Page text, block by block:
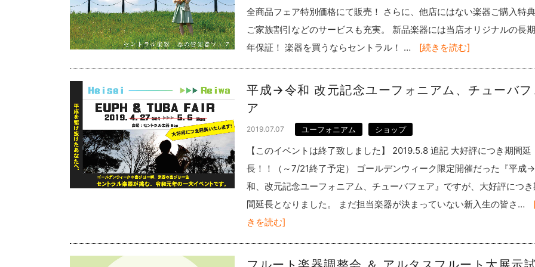
全商品フェア特別価格にて販売！ さらに、他店にはない楽器ご購入特
ご家族割引などのサービスも充実。 新品楽器には当店オリジナルの長
年保証！ 楽器を買うならセントラル！ …
[続きを読む]
平成→令和 改元記念ユーフォニアム、チューバフ
ア
2019.07.07 ユーフォニアム ショップ
【このイベントは終了致しました】 2019.5.8 追記 大好評につき期間延
長！！（～7/21終了予定） ゴールデンウィーク限定開催だった『平成
和、改元記念ユーフォニアム、チューバフェア』ですが、大好評につき
間延長となりました。 まだ担当楽器が決まっていない新入生の皆さ…
きを読む]